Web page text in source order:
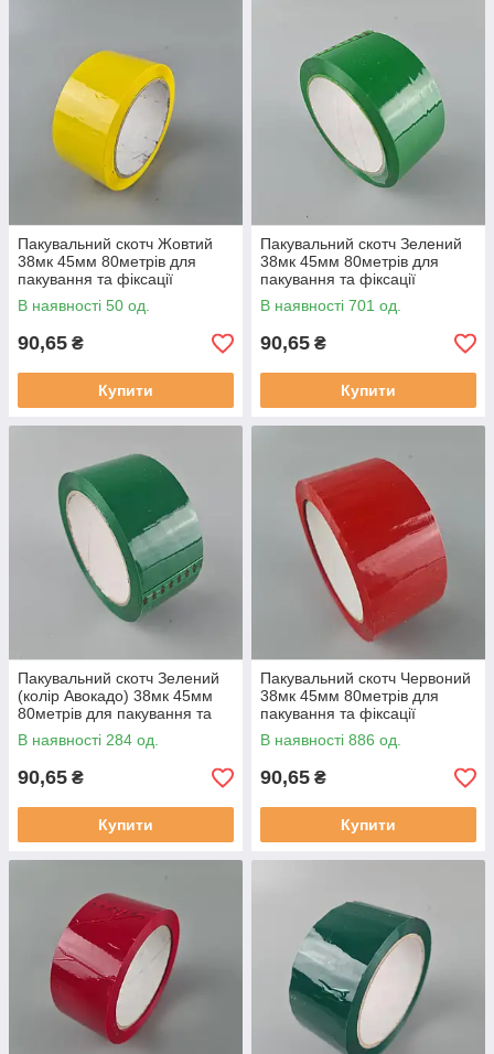
Пакувальний скотч Жовтий
38мк 45мм 80метрів для
пакування та фіксації
В наявності 50 од.
90,65 ₴
Купити
Пакувальний скотч Зелений
38мк 45мм 80метрів для
пакування та фіксації
В наявності 701 од.
90,65 ₴
Купити
Пакувальний скотч Зелений
(колір Авокадо) 38мк 45мм
80метрів для пакування та
фіксації
В наявності 284 од.
90,65 ₴
Купити
Пакувальний скотч Червоний
38мк 45мм 80метрів для
пакування та фіксації
В наявності 886 од.
90,65 ₴
Купити